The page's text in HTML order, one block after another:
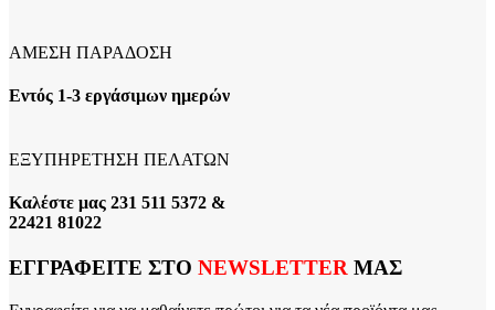
ΑΜΕΣΗ ΠΑΡΑΔΟΣΗ
Εντός 1-3 εργάσιμων ημερών
ΕΞΥΠΗΡΕΤΗΣΗ ΠΕΛΑΤΩΝ
Καλέστε μας 231 511 5372 &
22421 81022
ΕΓΓΡΑΦΕΙΤΕ ΣΤΟ NEWSLETTER ΜΑΣ